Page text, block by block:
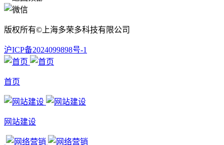
版权所有©上海多荣多科技有限公司
沪ICP备2024099898号-1
首页
网站建设